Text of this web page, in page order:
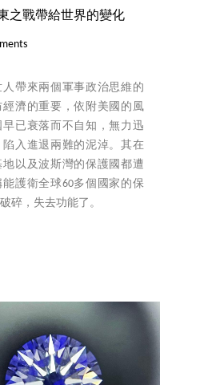
之戰帶給世界的變化
帶來兩個軍事政治思維的
經濟的重要，依附美國的風
早已衰落而不自知，無力迅
入進退兩難的泥淖。其在
以及波斯灣的保護國都遭
護衛全球60多個國家的保
碎，失去功能了。